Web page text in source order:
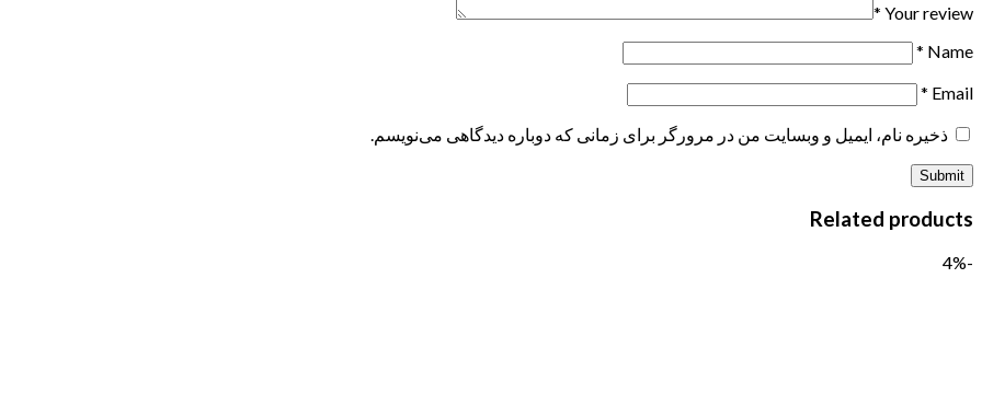
Your review
*
Name
*
Email
*
ذخیره نام، ایمیل و وبسایت من در مرورگر برای زمانی که دوباره دیدگاهی می‌نویسم.
Related products
-4%